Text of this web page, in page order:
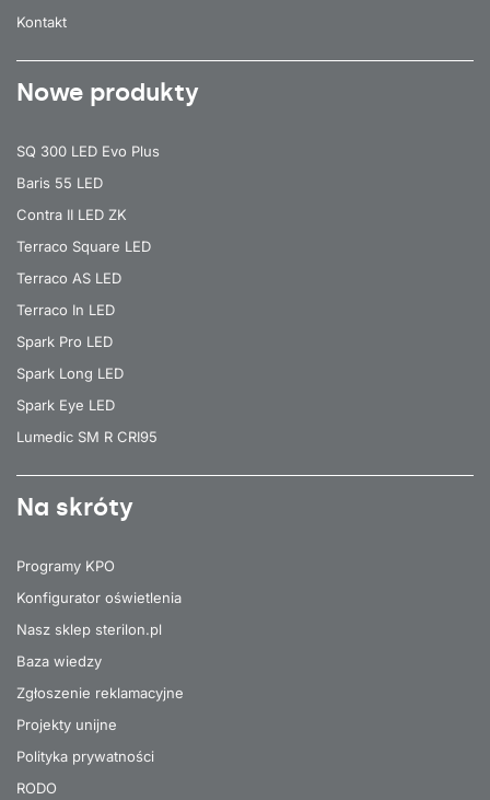
Kontakt
Nowe produkty
SQ 300 LED Evo Plus
Baris 55 LED
Contra II LED ZK
Terraco Square LED
Terraco AS LED
Terraco In LED
Spark Pro LED
Spark Long LED
Spark Eye LED
Lumedic SM R CRI95
Na skróty
Programy KPO
Konfigurator oświetlenia
Nasz sklep sterilon.pl
Baza wiedzy
Zgłoszenie reklamacyjne
Projekty unijne
Polityka prywatności
RODO